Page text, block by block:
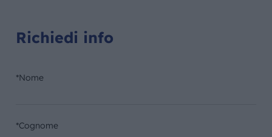
Richiedi info
*Nome
*Cognome